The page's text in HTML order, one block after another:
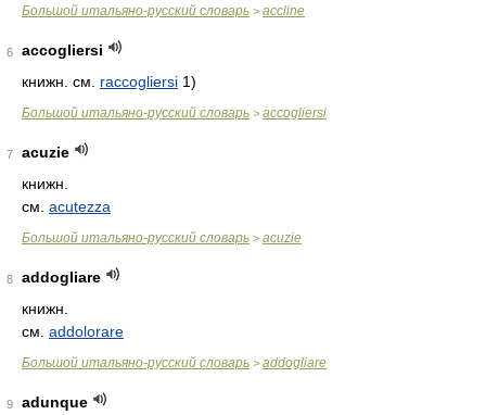
Большой итальяно-русский словарь > accline
6
accogliersi
книжн. см. raccogliersi 1)
Большой итальяно-русский словарь > accogliersi
7
acuzie
книжн.
см. acutezza
Большой итальяно-русский словарь > acuzie
8
addogliare
книжн.
см. addolorare
Большой итальяно-русский словарь > addogliare
9
adunque